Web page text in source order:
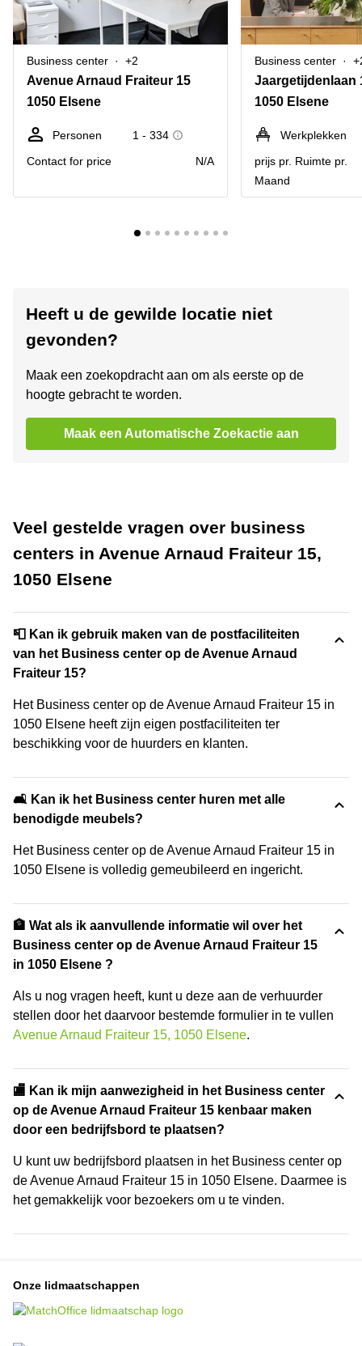
Business center +2
Avenue Arnaud Fraiteur 15
1050 Elsene
Personen
1 - 334
Contact for price
N/A
Business center
Jaargetijdenlaan
1050 Elsene
Werkplekken
prijs pr. Ruimte pr.
Maand
Heeft u de gewilde locatie niet
gevonden?
Maak een zoekopdracht aan om als eerste op de
hoogte gebracht te worden.
Maak een Automatische Zoekactie aan
Veel gestelde vragen over business
centers in Avenue Arnaud Fraiteur 15,
1050 Elsene
📮 Kan ik gebruik maken van de postfaciliteiten
van het Business center op de Avenue Arnaud
Fraiteur 15?
Het Business center op de Avenue Arnaud Fraiteur 15 in
1050 Elsene heeft zijn eigen postfaciliteiten ter
beschikking voor de huurders en klanten.
🛋️ Kan ik het Business center huren met alle
benodigde meubels?
Het Business center op de Avenue Arnaud Fraiteur 15 in
1050 Elsene is volledig gemeubileerd en ingericht.
🏦 Wat als ik aanvullende informatie wil over het
Business center op de Avenue Arnaud Fraiteur 15
in 1050 Elsene ?
Als u nog vragen heeft, kunt u deze aan de verhuurder
stellen door het daarvoor bestemde formulier in te vullen
Avenue Arnaud Fraiteur 15, 1050 Elsene.
🏬 Kan ik mijn aanwezigheid in het Business center
op de Avenue Arnaud Fraiteur 15 kenbaar maken
door een bedrijfsbord te plaatsen?
U kunt uw bedrijfsbord plaatsen in het Business center op
de Avenue Arnaud Fraiteur 15 in 1050 Elsene. Daarmee is
het gemakkelijk voor bezoekers om u te vinden.
Onze lidmaatschappen